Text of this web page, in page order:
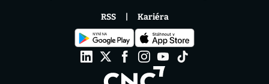
RSS Kariéra